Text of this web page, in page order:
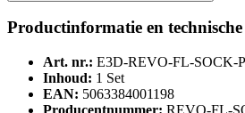
Productinformatie en
Art. nr.: E3D-REVO-FL-SOCK-
Inhoud: 1 Set
EAN: 5063384001198
Producentnummer: REVO-FL-